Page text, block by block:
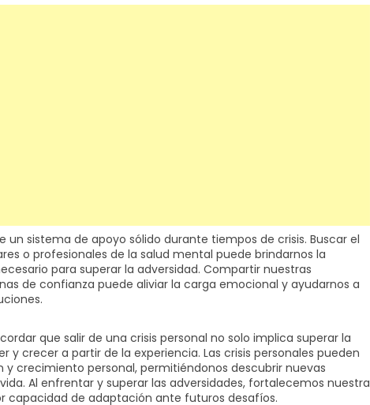
sistema de apoyo sólido durante tiempos de crisis. Buscar el
o profesionales de la salud mental puede brindarnos la
para superar la adversidad. Compartir nuestras
de confianza puede aliviar la carga emocional y ayudarnos a
que salir de una crisis personal no solo implica superar la
y crecer a partir de la experiencia. Las crisis personales pueden
crecimiento personal, permitiéndonos descubrir nuevas
Al enfrentar y superar las adversidades, fortalecemos nuestra
capacidad de adaptación ante futuros desafíos.